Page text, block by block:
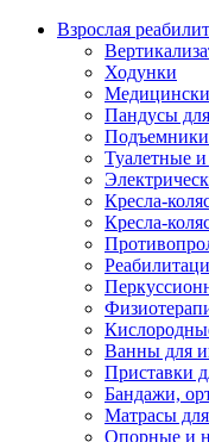
Взрослая
Ходунки
Пандусы
Подъемники
Туалетные
Кресла-
Кресла-
Ванны для
Приставки
Бандажи,
Матрасы
Опорные и